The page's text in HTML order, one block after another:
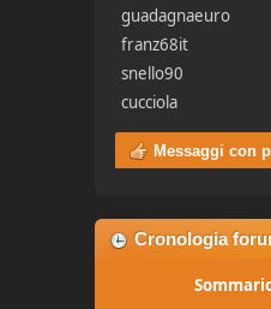
guadagnaeuro
franz68it
snello90
cucciola
Messaggi con
Cronologia